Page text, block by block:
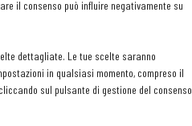
il consenso può influire negativamente su
dettagliate. Le tue scelte saranno
in qualsiasi momento, compreso il
sul pulsante di gestione del consenso
aderenti di
che
trasportare anche i
e ed essere